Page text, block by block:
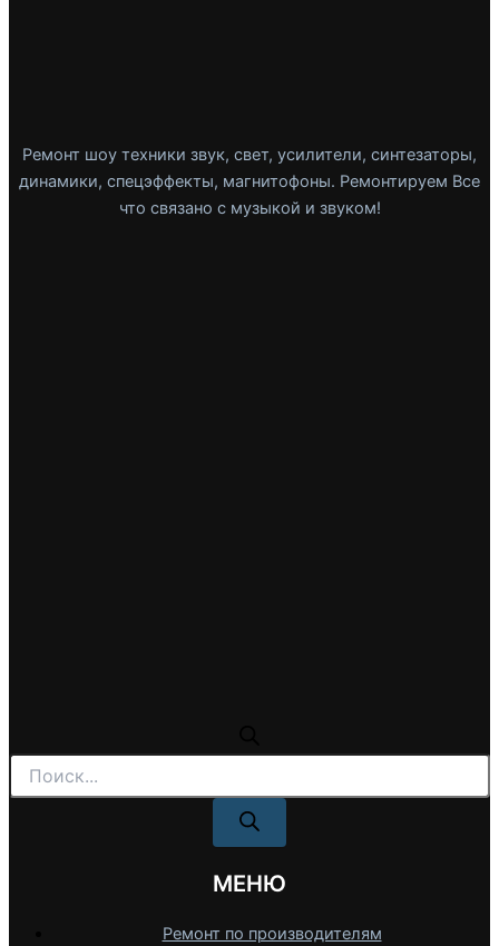
Ремонт шоу техники звук, свет, усилители, синтезаторы,
динамики, спецэффекты, магнитофоны. Ремонтируем Все
что связано с музыкой и звуком!
Поиск
товаров
МЕНЮ
Ремонт по производителям